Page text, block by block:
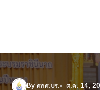
By ศกศ.บร. ส.ค. 14,